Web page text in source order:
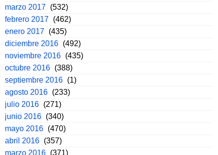
marzo 2017 (532)
febrero 2017 (462)
enero 2017 (435)
diciembre 2016 (492)
noviembre 2016 (435)
octubre 2016 (388)
septiembre 2016 (1)
agosto 2016 (233)
julio 2016 (271)
junio 2016 (340)
mayo 2016 (470)
abril 2016 (357)
marzo 2016 (371)